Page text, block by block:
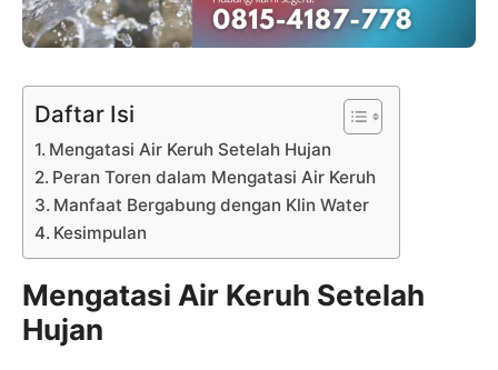
Daftar Isi
Mengatasi Air Keruh Setelah Hujan
Peran Toren dalam Mengatasi Air Keruh
Manfaat Bergabung dengan Klin Water
Kesimpulan
Mengatasi Air Keruh Setelah
Hujan